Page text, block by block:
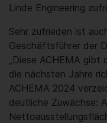
Linde Engineering
Sehr zufrieden ist
Geschäftsführer der
„Diese ACHEMA
die nächsten Jahre
ACHEMA 2024
deutliche Zuwächse: